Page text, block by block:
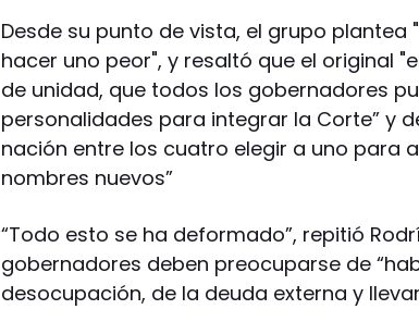
Desde su punto de vista, el grupo
hacer uno peor", y resaltó que el original
de unidad, que todos los gobernadores
personalidades para integrar la Corte” y
nación entre los cuatro elegir a uno para
nombres nuevos”
“Todo esto se ha deformado”, repitió
gobernadores deben preocuparse de
desocupación, de la deuda externa y